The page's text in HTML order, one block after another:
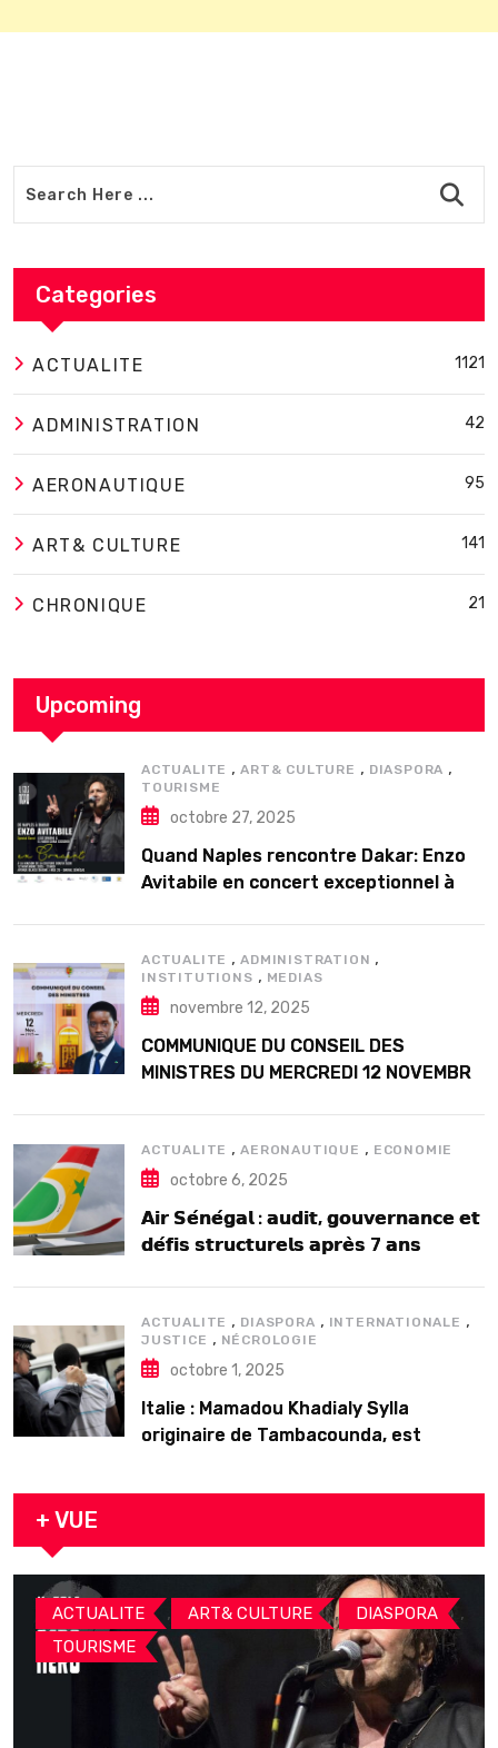
Categories
ACTUALITE 1121
ADMINISTRATION 42
AERONAUTIQUE 95
ART& CULTURE 141
CHRONIQUE 21
Upcoming
ACTUALITE ,ART& CULTURE , DIASPORA ,
TOURISME
octobre 27, 2025
Quand Naples rencontre Dakar: Enzo
Avitabile en concert exceptionnel à
ACTUALITE ,ADMINISTRATION ,
INSTITUTIONS , MEDIAS
novembre 12, 2025
COMMUNIQUE DU CONSEIL DES
MINISTRES DU MERCREDI 12 NOVEMBRE
ACTUALITE ,AERONAUTIQUE , ECONOMIE
octobre 6, 2025
𝗔𝗶𝗿 𝗦𝗲́𝗻𝗲́𝗴𝗮𝗹 : 𝗮𝘂𝗱𝗶𝘁, 𝗴𝗼𝘂𝘃𝗲𝗿𝗻𝗮𝗻𝗰𝗲 𝗲𝘁
𝗱𝗲́𝗳𝗶𝘀 𝘀𝘁𝗿𝘂𝗰𝘁𝘂𝗿𝗲𝗹𝘀 𝗮𝗽𝗿𝗲̀𝘀 7 𝗮𝗻𝘀
ACTUALITE , DIASPORA , INTERNATIONALE ,
JUSTICE , NÉCROLOGIE
octobre 1, 2025
Italie : Mamadou Khadialy Sylla
originaire de Tambacounda, est
arrestation
+ VUE
ACTUALITE , ART& CULTURE , DIASPORA ,
TOURISME